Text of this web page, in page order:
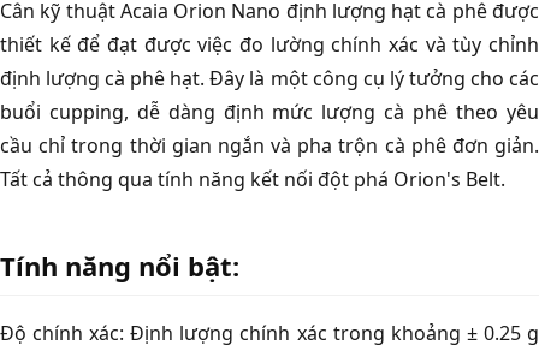
Cân kỹ thuật Acaia Orion Nano định lượng hạt cà phê được
thiết kế để đạt được việc đo lường chính xác và tùy chỉnh
định lượng cà phê hạt. Đây là một công cụ lý tưởng cho các
buổi cupping, dễ dàng định mức lượng cà phê theo yêu
cầu chỉ trong thời gian ngắn và pha trộn cà phê đơn giản.
Tất cả thông qua tính năng kết nối đột phá Orion's Belt.
Tính năng nổi bật:
Độ chính xác: Định lượng chính xác trong khoảng ± 0.25 g